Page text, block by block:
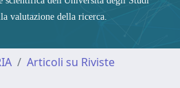
valutazione della ricerca.
Articoli su Riviste